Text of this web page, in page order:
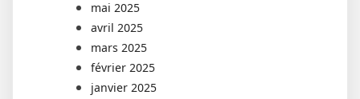
mai 2025
avril 2025
mars 2025
février 2025
janvier 2025